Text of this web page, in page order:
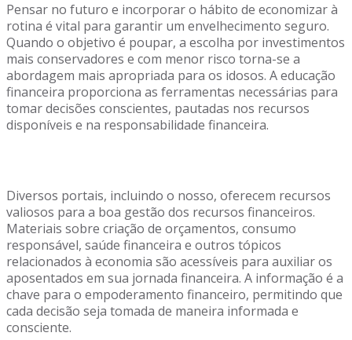
Pensar no futuro e incorporar o hábito de economizar à
rotina é vital para garantir um envelhecimento seguro.
Quando o objetivo é poupar, a escolha por investimentos
mais conservadores e com menor risco torna-se a
abordagem mais apropriada para os idosos. A educação
financeira proporciona as ferramentas necessárias para
tomar decisões conscientes, pautadas nos recursos
disponíveis e na responsabilidade financeira.
Diversos portais, incluindo o nosso, oferecem recursos
valiosos para a boa gestão dos recursos financeiros.
Materiais sobre criação de orçamentos, consumo
responsável, saúde financeira e outros tópicos
relacionados à economia são acessíveis para auxiliar os
aposentados em sua jornada financeira. A informação é a
chave para o empoderamento financeiro, permitindo que
cada decisão seja tomada de maneira informada e
consciente.